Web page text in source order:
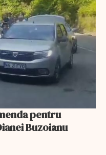
Buzoianu